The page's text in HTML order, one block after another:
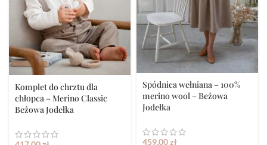
Komplet do chrztu dla
chłopca – Merino Classic
Beżowa Jodełka
Spódnica wełniana – 100%
merino wool – Beżowa
Jodełka
459,00zł